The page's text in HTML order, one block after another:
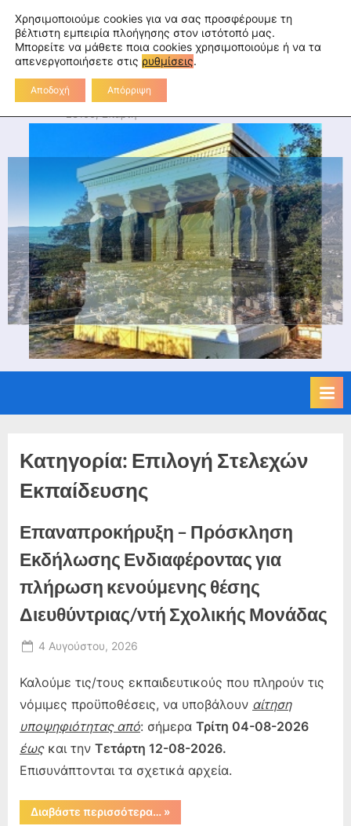
Skip
content
fa tu tw in rss Επικοινωνία
Διεύθυνση Πρωτοβάθμιας
Εκπαίδευσης Λακωνίας
Διοικητήριο Λακωνίας, 2ο χλμ Ε.Ο. Σπάρτης-Γυθείου,
23100, Σπάρτη
Κατηγορία: Επιλογή Στελεχών
Εκπαίδευσης
Επαναπροκήρυξη – Πρόσκληση
Εκδήλωσης Ενδιαφέροντας για
πλήρωση κενούμενης θέσης
Διευθύντριας/ντή Σχολικής Μονάδας
Posted
4 Αυγούστου, 2026
Καλούμε τις/τους εκπαιδευτικούς που πληρούν τις
νόμιμες προϋποθέσεις, να υποβάλουν αίτηση
υποψηφιότητας από: σήμερα Τρίτη 04-08-2026
έωςκαι την Τετάρτη 12-08-2026.
Επισυνάπτονται τα σχετικά αρχεία.
Διαβάστε περισσότερα… “Επαναπροκήρυξη
–
»
Χρησιμοποιούμε cookies για να σας προσφέρουμε τη
βέλτιστη εμπειρία πλοήγησης στον ιστότοπό μας.
Μπορείτε να μάθετε ποια cookies χρησιμοποιούμε ή να τα
απενεργοποιήσετε στις ρυθμίσεις.
Αποδοχή Απόρριψη